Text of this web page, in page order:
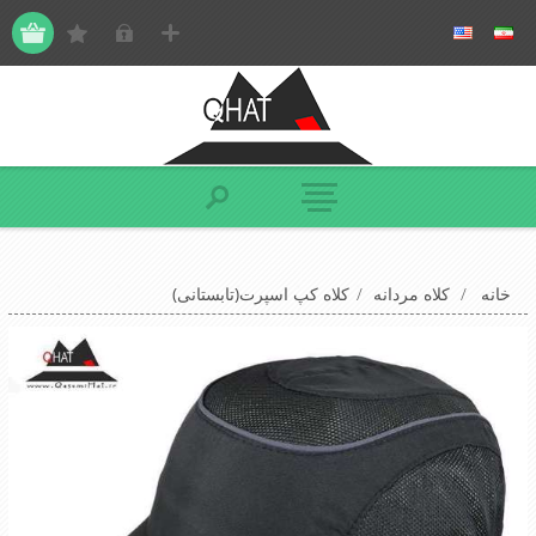
خانه / کلاه مردانه / کلاه کپ اسپرت(تابستانی)